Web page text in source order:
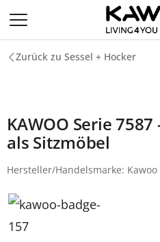
Zum Hauptinhalt
Zurück zu Sessel + Hocker
KAWOO Serie
als Sitzmöbel
Hersteller/Handelsmarke: Kawoo